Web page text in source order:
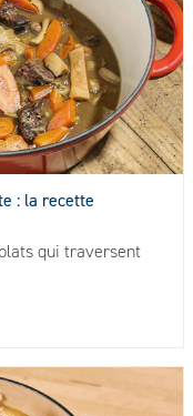
: la recette
qui traversent